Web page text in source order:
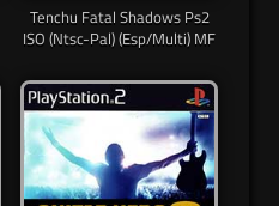
Tenchu Fatal Shadows Ps2
ISO (Ntsc-Pal) (Esp/Multi) MF